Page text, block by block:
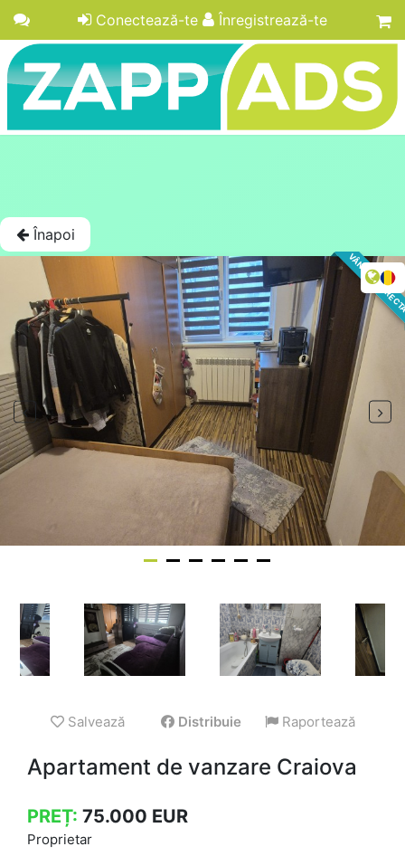
Conectează-te Înregistrează-te
Înapoi
VÂNZARE
Salvează Distribuie Raportează
Apartament de vanzare Craiova
PREȚ: 75.000 EUR
Proprietar